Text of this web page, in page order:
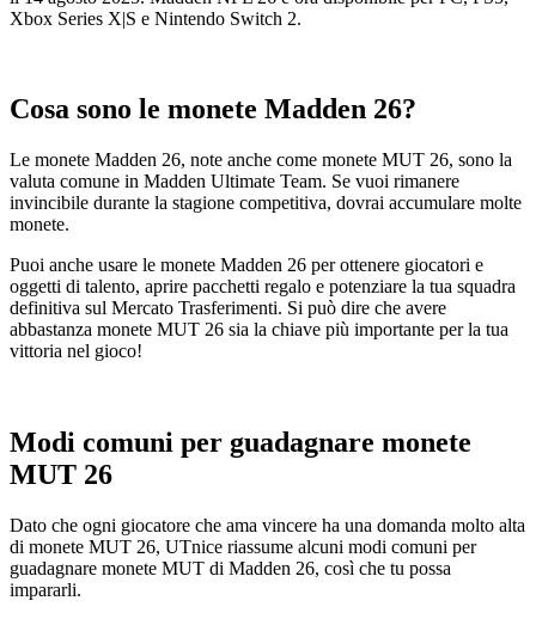
Xbox Series X|S e Nintendo Switch 2.
Cosa sono le monete Madden 26?
Le monete Madden 26, note anche come monete MUT 26, sono la
valuta comune in Madden Ultimate Team. Se vuoi rimanere
invincibile durante la stagione competitiva, dovrai accumulare molte
monete.
Puoi anche usare le monete Madden 26 per ottenere giocatori e
oggetti di talento, aprire pacchetti regalo e potenziare la tua squadra
definitiva sul Mercato Trasferimenti. Si può dire che avere
abbastanza monete MUT 26 sia la chiave più importante per la tua
vittoria nel gioco!
Modi comuni per guadagnare monete
MUT 26
Dato che ogni giocatore che ama vincere ha una domanda molto alta
di monete MUT 26, UTnice riassume alcuni modi comuni per
guadagnare monete MUT di Madden 26, così che tu possa
impararli.